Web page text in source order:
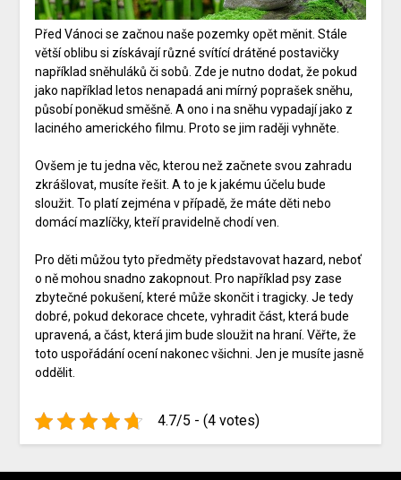
Před Vánoci se začnou naše pozemky opět měnit. Stále
větší oblibu si získávají různé svítící drátěné postavičky
například sněhuláků či sobů. Zde je nutno dodat, že pokud
jako například letos nenapadá ani mírný poprašek sněhu,
působí poněkud směšně. A ono i na sněhu vypadají jako z
laciného amerického filmu. Proto se jim raději vyhněte.
Ovšem je tu jedna věc, kterou než začnete svou zahradu
zkrášlovat, musíte řešit. A to je k jakému účelu bude
sloužit. To platí zejména v případě, že máte děti nebo
domácí mazlíčky, kteří pravidelně chodí ven.
Pro děti můžou tyto předměty představovat hazard, neboť
o ně mohou snadno zakopnout. Pro například psy zase
zbytečné pokušení, které může skončit i tragicky. Je tedy
dobré, pokud dekorace chcete, vyhradit část, která bude
upravená, a část, která jim bude sloužit na hraní. Věřte, že
toto uspořádání ocení nakonec všichni. Jen je musíte jasně
oddělit.
4.7/5 - (4 votes)